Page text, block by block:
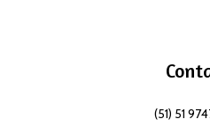
(51) 51